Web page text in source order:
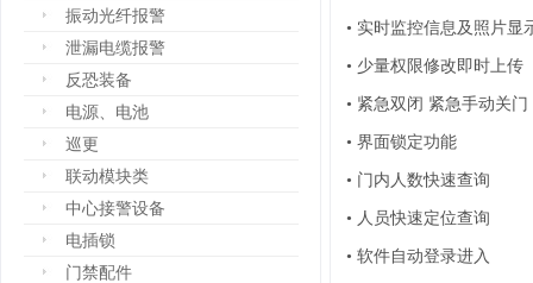
振动光纤报警
泄漏电缆报警
反恐装备
电源、电池
巡更
联动模块类
中心接警设备
电插锁
门禁配件
• 实时监控信息及照片显
• 少量权限修改即时上传
• 紧急双闭 紧急手动关门
• 界面锁定功能
• 门内人数快速查询
• 人员快速定位查询
• 软件自动登录进入